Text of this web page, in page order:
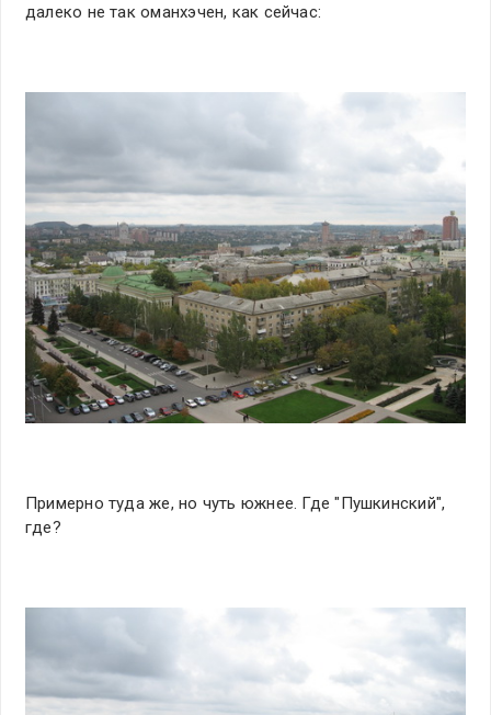
далеко не так оманхэчен, как сейчас:
Примерно туда же, но чуть южнее. Где "Пушкинский",
где?